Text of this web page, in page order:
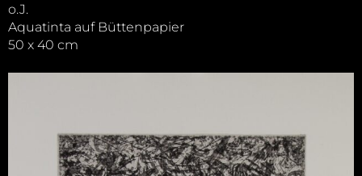
o.J.
Aquatinta auf Büttenpapier
50 x 40 cm